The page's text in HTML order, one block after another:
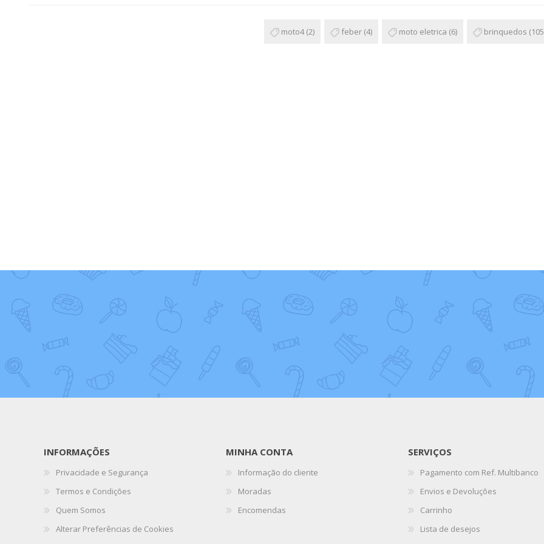
moto4 (2) feber (4) moto eletrica (6) brinquedos
INFORMAÇÕES
Privacidade e Segurança
Termos e Condições
Quem Somos
Alterar Preferências de Cookies
MINHA CONTA
Informação do cliente
Moradas
Encomendas
SERVIÇOS
Pagamento com Ref. Multibanco
Envios e Devoluções
Carrinho
Lista de desejos